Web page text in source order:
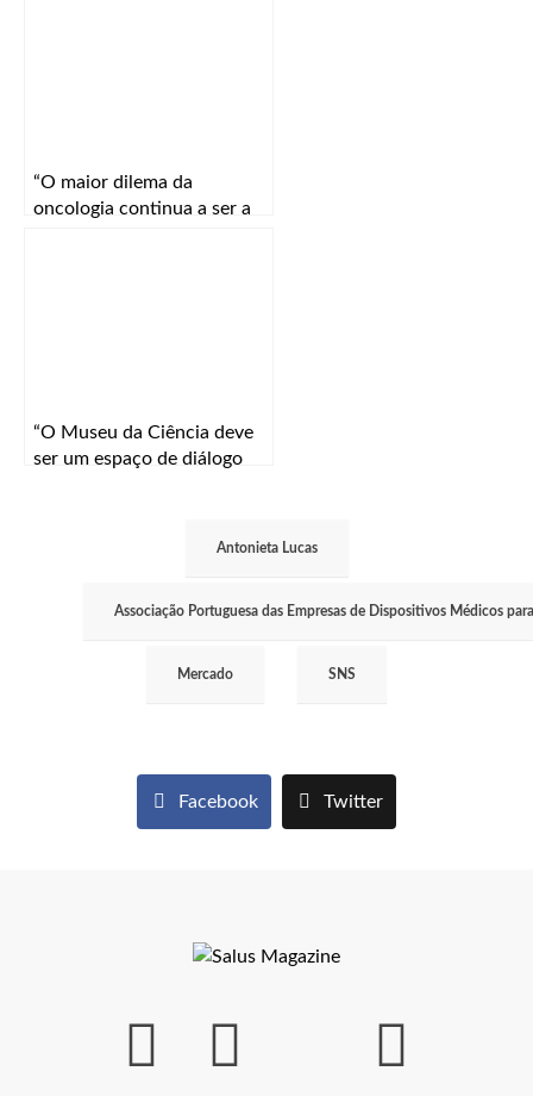
“O maior dilema da
oncologia continua a ser a
“O Museu da Ciência deve
ser um espaço de diálogo
Antonieta Lucas
Associação Portuguesa das Empresas de Dispositivos Médicos
Mercado SNS
Facebook Twitter